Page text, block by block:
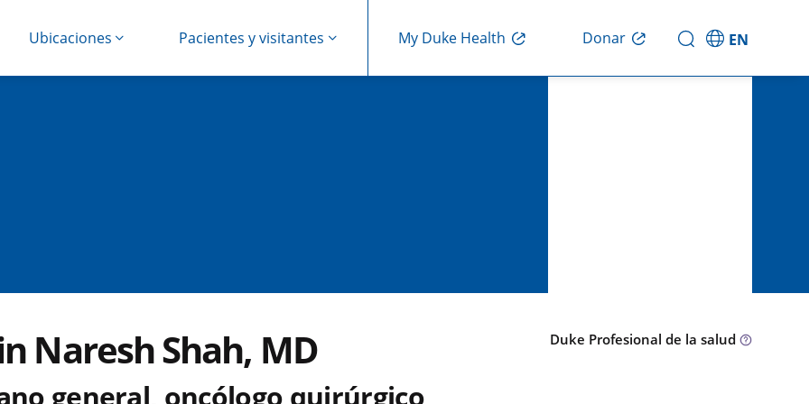
Ubicaciones Pacientes y visitantes My Duke Health Donar EN
Naresh Shah, MD
general, oncólogo quirúrgico
Duke Profesional de la salud